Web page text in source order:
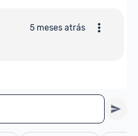
5 meses atrás